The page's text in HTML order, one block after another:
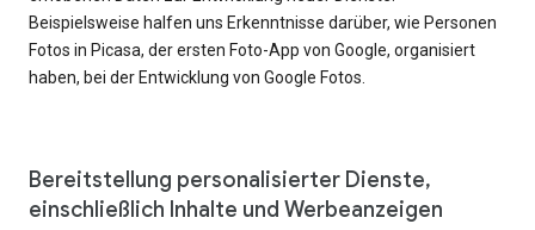
Beispielsweise halfen uns Erkenntnisse darüber, wie Personen
Fotos in Picasa, der ersten Foto-App von Google, organisiert
haben, bei der Entwicklung von Google Fotos.
Bereitstellung personalisierter Dienste,
einschließlich Inhalte und Werbeanzeigen